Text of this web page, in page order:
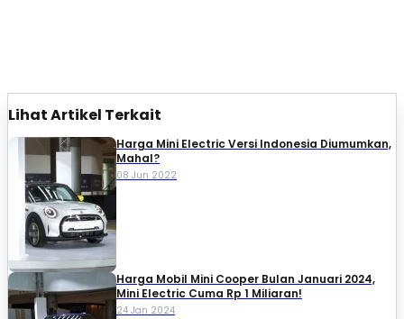
Lihat Artikel Terkait
Harga Mini Electric Versi Indonesia Diumumkan,
Mahal?
08 Jun 2022
Harga Mobil Mini Cooper Bulan Januari 2024,
Mini Electric Cuma Rp 1 Miliaran!
24 Jan 2024